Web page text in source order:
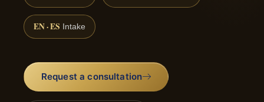
EN · ES Intake
Request a consultation